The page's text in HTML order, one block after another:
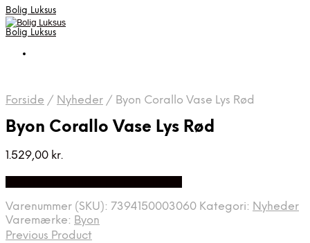
Bolig Luksus
Bolig Luksus
Forside / Nyheder / Byon Corallo Vase Lys Rød
Byon Corallo Vase Lys Rød
1.529,00 kr.
Varenummer (SKU): 7394150003060 Kategori: Nyheder
Varemærke: Byon
Previous Product